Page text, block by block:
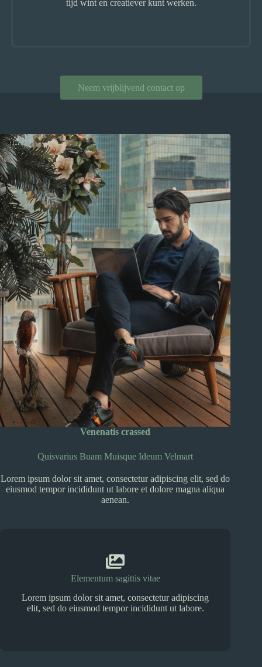
tijd wint en creatiever kunt werken.
Neem vrijblijvend contact op
Venenatis crassed
Quisvarius Buam Muisque Ideum Velmart
Lorem ipsum dolor sit amet, consectetur adipiscing elit, sed do
eiusmod tempor incididunt ut labore et dolore magna aliqua
aenean.
Elementum sagittis vitae
Lorem ipsum dolor sit amet, consectetur adipiscing
elit, sed do eiusmod tempor incididunt ut labore.